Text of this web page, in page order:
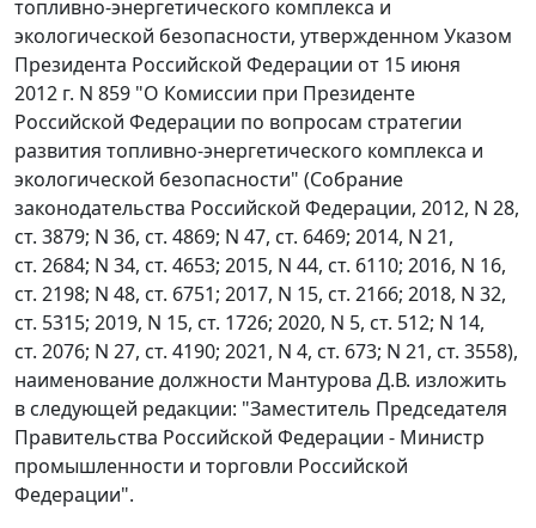
топливно-энергетического комплекса и
экологической безопасности, утвержденном Указом
Президента Российской Федерации от 15 июня
2012 г. N 859 "О Комиссии при Президенте
Российской Федерации по вопросам стратегии
развития топливно-энергетического комплекса и
экологической безопасности" (Собрание
законодательства Российской Федерации, 2012, N 28,
ст. 3879; N 36, ст. 4869; N 47, ст. 6469; 2014, N 21,
ст. 2684; N 34, ст. 4653; 2015, N 44, ст. 6110; 2016, N 16,
ст. 2198; N 48, ст. 6751; 2017, N 15, ст. 2166; 2018, N 32,
ст. 5315; 2019, N 15, ст. 1726; 2020, N 5, ст. 512; N 14,
ст. 2076; N 27, ст. 4190; 2021, N 4, ст. 673; N 21, ст. 3558),
наименование должности Мантурова Д.В. изложить
в следующей редакции: "Заместитель Председателя
Правительства Российской Федерации - Министр
промышленности и торговли Российской
Федерации".